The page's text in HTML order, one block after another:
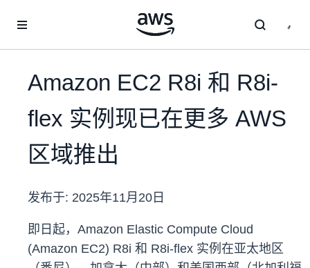
Amazon EC2 R8i 和 R8i-
flex 实例现已在更多 AWS
区域推出
发布于: 2025年11月20日
即日起，Amazon Elastic Compute Cloud
(Amazon EC2) R8i 和 R8i-flex 实例在亚太地区